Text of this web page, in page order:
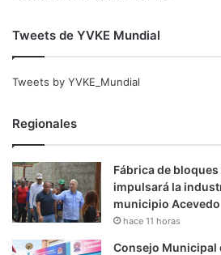
Tweets de YVKE Mundial
Tweets by YVKE_Mundial
Regionales
Fábrica de
impulsará la
municipio Acevedo
hace 11 horas
Consejo Municipal